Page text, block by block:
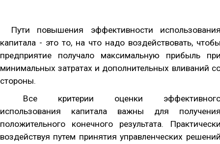
Пути повышения эффективности
капитала - это то, на что надо воздействовать,
предприятие получало максимальную прибыль
минимальных затратах и дополнительных вливаний
стороны.
Все критерии оценки
использования капитала важны для
положительного конечного результата.
воздействуя путем принятия управленческих